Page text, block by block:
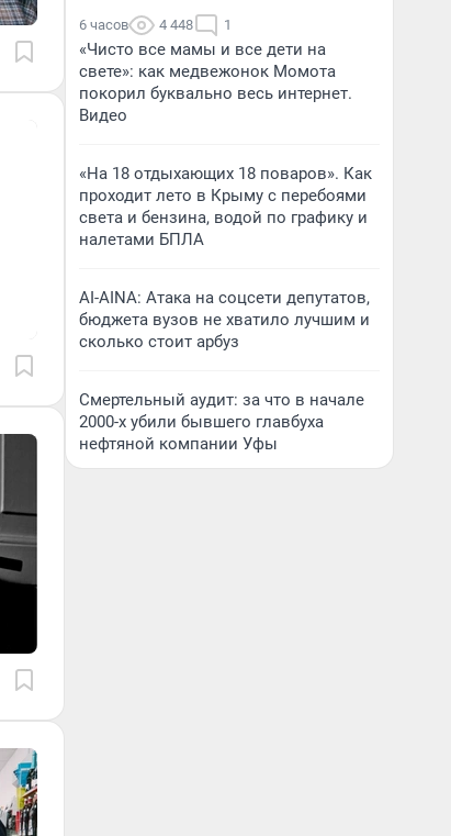
6 часов 4 448 1
«Чисто все мамы и все дети на
свете»: как медвежонок Момота
покорил буквально весь интернет.
Видео
«На 18 отдыхающих 18 поваров». Как
проходит лето в Крыму с перебоями
света и бензина, водой по графику и
налетами БПЛА
AI-AINA: Атака на соцсети депутатов,
бюджета вузов не хватило лучшим и
сколько стоит арбуз
Смертельный аудит: за что в начале
2000-х убили бывшего главбуха
нефтяной компании Уфы